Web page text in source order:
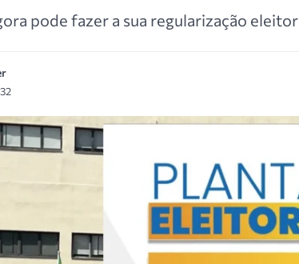
pode fazer a sua regularização